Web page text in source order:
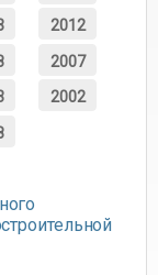
2012
2007
2002